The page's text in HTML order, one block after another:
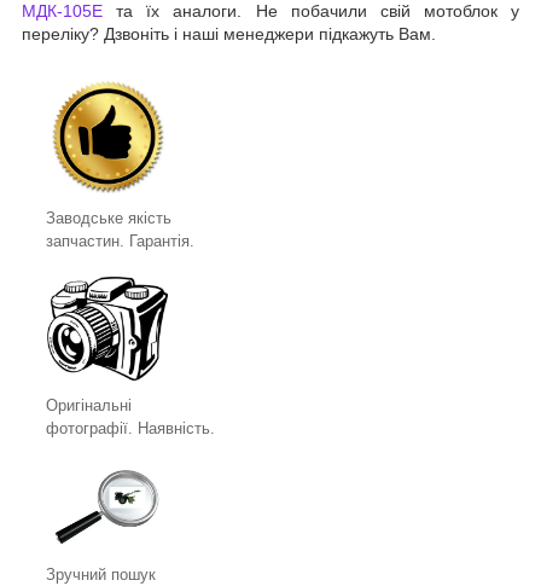
МДК-105Е та їх аналоги. Не побачили свій мотоблок у
переліку? Дзвоніть і наші менеджери підкажуть Вам.
Заводське якість
запчастин. Гарантія.
Оригінальні
фотографії. Наявність.
Зручний пошук